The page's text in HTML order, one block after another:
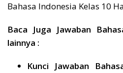
Bahasa Indonesia Kelas 10
Baca Juga Jawaban
lainnya :
Kunci Jawaban